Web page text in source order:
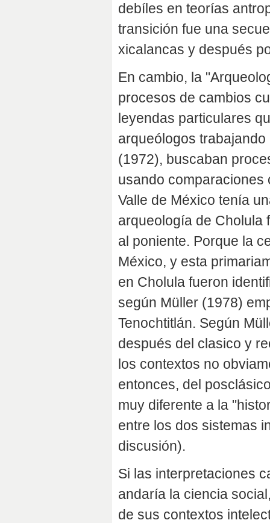
debíles en teorías
transición fue una
xicalancas y después
En cambio, la
procesos de cambios
leyendas particulares
arqueólogos
(1972), buscaban
usando comparaciones
Valle de México tenía
arqueología de Cholula
al poniente. Porque la
México, y esta
en Cholula fueron
según Müller (1978)
Tenochtitlán. Según
después del clasico y
los contextos no
entonces, del
muy diferente a la
entre los dos sistemas
discusión).
Si las interpretaciones
andaría la ciencia
de sus contextos